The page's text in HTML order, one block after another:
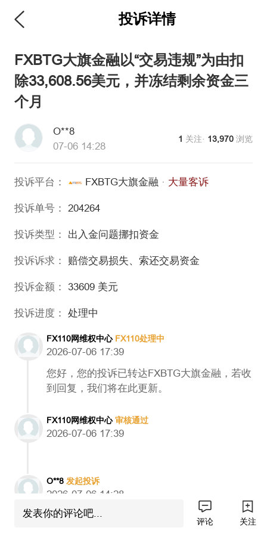
投诉详情
FXBTG大旗金融以“交易违规”为由扣
除33,608.56美元，并冻结剩余资金三
个月
O**8
07-06 14:28
1 关注· 13,970 浏览
投诉平台： FXBTG大旗金融 · 大量客诉
投诉单号： 204264
投诉类型： 出入金问题挪扣资金
投诉诉求： 赔偿交易损失、索还交易资金
投诉金额： 33609 美元
投诉进度： 处理中
FX110网维权中心 FX110处理中
2026-07-06 17:39
您好，您的投诉已转达FXBTG大旗金融，若收
到回复，我们将在此更新。
FX110网维权中心审核通过
2026-07-06 17:39
O**8 发起投诉
2026-07-06 14:28
发起投诉
发表你的评论吧...
评论 关注